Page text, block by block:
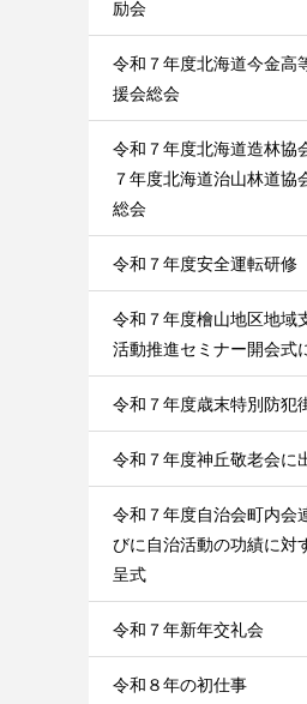
励会
令和７年度北海道今金高
援会総会
令和７年度北海道造林協
７年度北海道治山林道協
総会
令和７年度安全運転研修
令和７年度檜山地区地域
活動推進セミナー開会式
令和７年度歳末特別防犯
令和７年度神丘敬老会に
令和７年度自治会町内会
びに自治活動の功績に対
呈式
令和７年新年交礼会
令和８年の初仕事